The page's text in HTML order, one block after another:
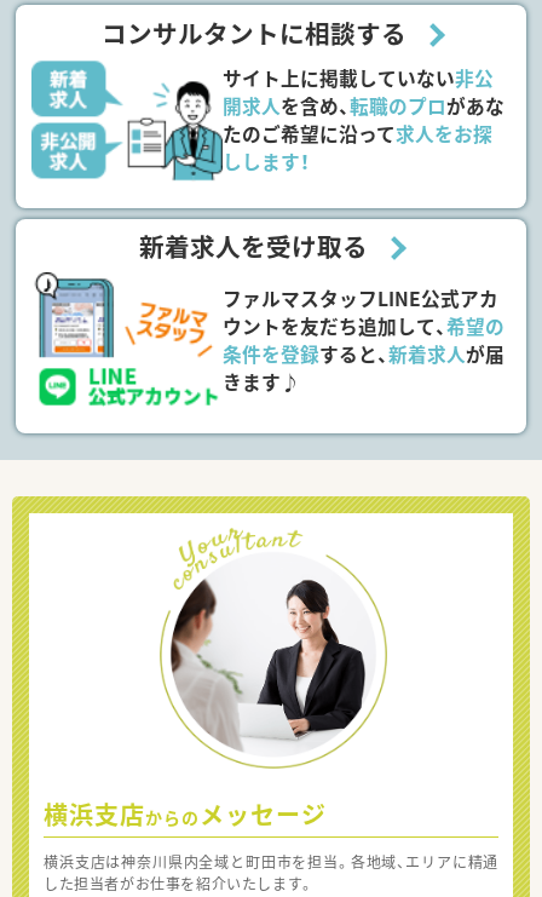
コンサルタントに相談する
サイト上に掲載していない非公
開求人を含め、転職のプロがあな
たのご希望に沿って求人をお探
しします！
新着求人を受け取る
ファルマスタッフLINE公式アカ
ウントを友だち追加して、希望の
条件を登録すると、新着求人が届
きます♪
横浜支店からの メッセージ
横浜支店は神奈川県内全域と町田市を担当。各地域、エリアに精通
した担当者がお仕事を紹介いたします。